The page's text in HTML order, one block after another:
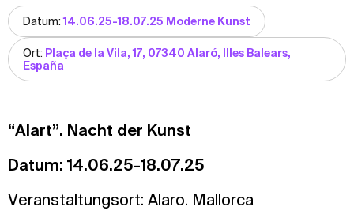
Datum:14.06.25-18.07.25 Moderne Kunst
Ort: Plaça de la Vila, 17, 07340 Alaró, Illes Balears,
España
“Alart”. Nacht der Kunst
Datum: 14.06.25-18.07.25
Veranstaltungsort: Alaro. Mallorca